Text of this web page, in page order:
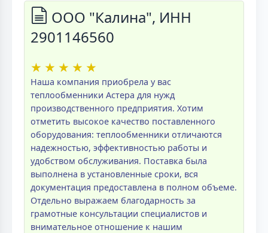
ООО "Калина", ИНН
2901146560
★ ★ ★ ★ ★
Наша компания приобрела у вас
теплообменники Астера для нужд
производственного предприятия. Хотим
отметить высокое качество поставленного
оборудования: теплообменники отличаются
надежностью, эффективностью работы и
удобством обслуживания. Поставка была
выполнена в установленные сроки, вся
документация предоставлена в полном объеме.
Отдельно выражаем благодарность за
грамотные консультации специалистов и
внимательное отношение к нашим